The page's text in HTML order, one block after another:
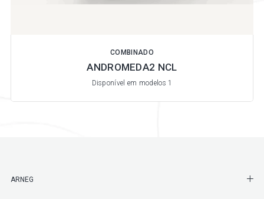
COMBINADO
ANDROMEDA2 NCL
Disponível em modelos 1
ARNEG